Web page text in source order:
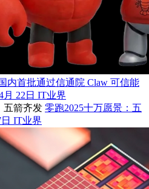
内首批通过信通院 Claw 可信能
月 22日 IT业界
零跑2025十万愿景：五
IT业界